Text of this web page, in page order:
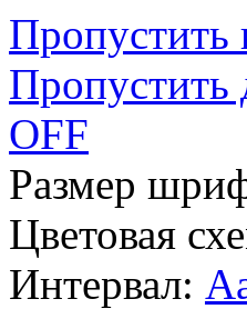
Пропустить
Пропустить
OFF
Размер
Цветовая
Интервал: